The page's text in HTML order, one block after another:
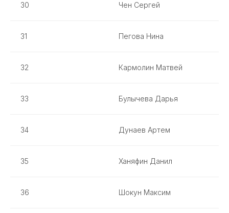
30 Чен Сергей
31 Пегова Нина
32 Кармолин Матвей
33 Булычева Дарья
34 Дунаев Артем
35 Ханяфин Данил
36 Шокун Максим